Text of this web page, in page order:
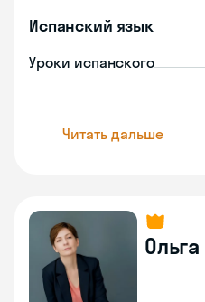
Испанский язык
Уроки испанского
Читать дальше
Ольга